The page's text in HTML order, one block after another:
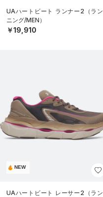
UAハートビート ランナー2（ラン
ニング/MEN）
￥19,910
NEW
UAハートビート レーサー2（ラン